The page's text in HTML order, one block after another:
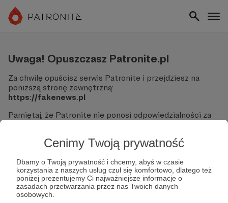
Cenimy Twoją prywatność
Dbamy o Twoją prywatność i chcemy, abyś w czasie
korzystania z naszych usług czuł się komfortowo, dlatego też
poniżej prezentujemy Ci najważniejsze informacje o
zasadach przetwarzania przez nas Twoich danych
osobowych.
Uwaga! Opuszczasz Patronite.pl
Za chwilę opuścisz serwis Patronite i przejdziesz na
poniższą stronę zewnętrzną:
https://fakenews.pl
Pamiętaj, że Patronite nie ponosi odpowiedzialności za
Nie podawaj swoich danych logowania ani informacji
finansowych na podjerzanych stronach.
Sprawdź dokładnie adres URL, zanim klikniesz przycisk
"Tak, przejdź do strony".
Jeśli masz wątpliwości, wróć do Patronite i zweryfikuj
link.